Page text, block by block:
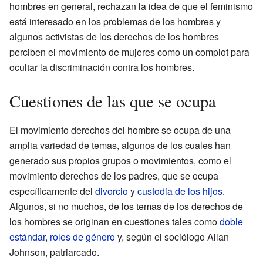
hombres en general, rechazan la idea de que el feminismo
está interesado en los problemas de los hombres y
algunos activistas de los derechos de los hombres
perciben el movimiento de mujeres como un complot para
ocultar la discriminación contra los hombres.
Cuestiones de las que se ocupa
El movimiento derechos del hombre se ocupa de una
amplia variedad de temas, algunos de los cuales han
generado sus propios grupos o movimientos, como el
movimiento derechos de los padres, que se ocupa
específicamente del divorcioycustodia de los hijos.
Algunos, si no muchos, de los temas de los derechos de
los hombres se originan en cuestiones tales comodoble
estándar, roles de géneroy, según el sociólogo Allan
Johnson, patriarcado.